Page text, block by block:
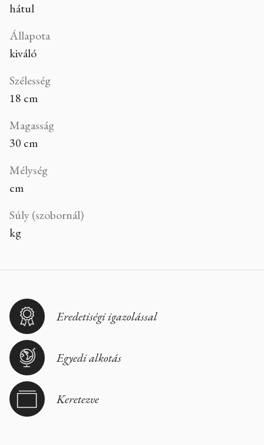
hátul
Állapota
kiváló
Szélesség
18 cm
Magasság
30 cm
Mélység
cm
Súly (szobornál)
kg
Eredetiségi igazolással
Egyedi alkotás
Keretezve